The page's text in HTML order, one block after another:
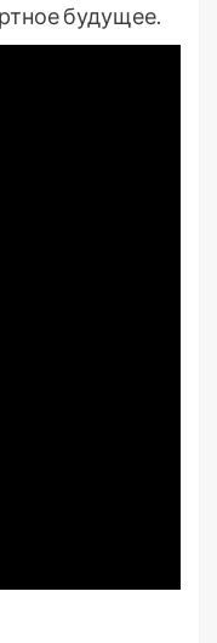
будущее.